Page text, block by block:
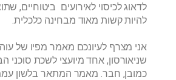
לדאוג לכיסוי לאירועים ביטוחיים,
להיות קשות מאוד מבחינה כלכלית.
אני מצרף לעיונכם מאמר מפיו של
שניאורסון, אחד מיועצי לשכת סוכני
כמובן, חבר. מאמר המתאר בלשון